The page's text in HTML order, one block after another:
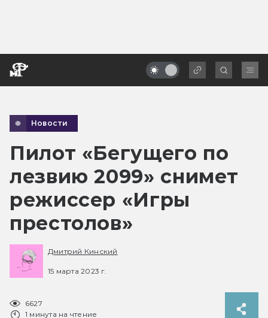
Новости
Пилот «Бегущего по
лезвию 2099» снимет
режиссер «Игры
престолов»
Дмитрий Кинский
15 марта 2023 г.
6627
1 минута на чтение